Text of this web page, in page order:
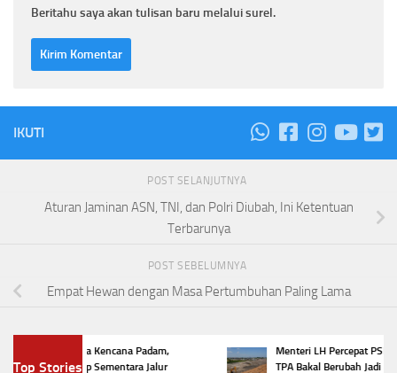
Beritahu saya akan tulisan baru melalui surel.
IKUTI
POST SELANJUTNYA
Aturan Jaminan ASN, TNI, dan Polri Diubah, Ini Ketentuan
Terbarunya
POST SEBELUMNYA
Empat Hewan dengan Masa Pertumbuhan Paling Lama
Top Stories
Surya Kencana Padam,
Tutup Sementara Jalur
Menteri LH Percepat PSEL
TPA Bakal Berubah Jadi